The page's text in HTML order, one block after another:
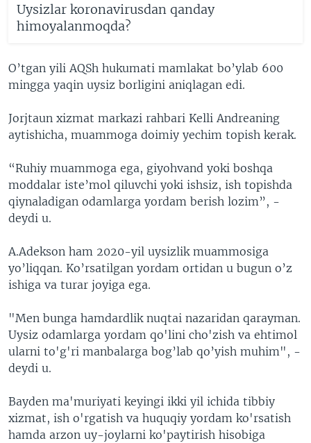
Uysizlar koronavirusdan qanday
himoyalanmoqda?
O’tgan yili AQSh hukumati mamlakat bo’ylab 600
mingga yaqin uysiz borligini aniqlagan edi.
Jorjtaun xizmat markazi rahbari Kelli Andreaning
aytishicha, muammoga doimiy yechim topish kerak.
“Ruhiy muammoga ega, giyohvand yoki boshqa
moddalar iste’mol qiluvchi yoki ishsiz, ish topishda
qiynaladigan odamlarga yordam berish lozim”, -
deydi u.
A.Adekson ham 2020-yil uysizlik muammosiga
yo’liqqan. Ko’rsatilgan yordam ortidan u bugun o’z
ishiga va turar joyiga ega.
"Men bunga hamdardlik nuqtai nazaridan qarayman.
Uysiz odamlarga yordam qo'lini cho'zish va ehtimol
ularni to'g'ri manbalarga bog’lab qo’yish muhim", -
deydi u.
Bayden ma'muriyati keyingi ikki yil ichida tibbiy
xizmat, ish o'rgatish va huquqiy yordam ko'rsatish
hamda arzon uy-joylarni ko'paytirish hisobiga